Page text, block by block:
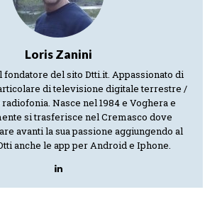
Loris Zanini
fondatore del sito Dtti.it. Appassionato di
di televisione digitale terrestre /
Nasce nel 1984 e Voghera e
si trasferisce nel Cremasco dove
avanti la sua passione aggiungendo al
anche le app per Android e Iphone.